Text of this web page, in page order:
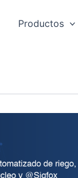
Productos